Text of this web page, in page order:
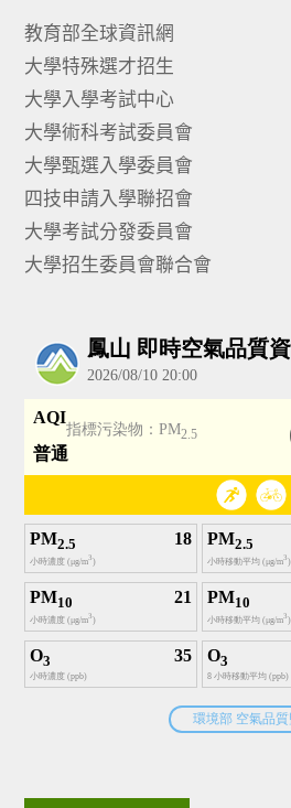
教育部全球資訊網
大學特殊選才招生
大學入學考試中心
大學術科考試委員會
大學甄選入學委員會
四技申請入學聯招會
大學考試分發委員會
大學招生委員會聯合會